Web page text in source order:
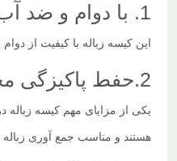
1. با دوام و ضد آب است:
این کیسه زباله با کیفیت از
2.حفط پاکیزگی محیط زیست:
یکی از مزایای مهم کیسه
هستند و مناسب جمع آوری زباله